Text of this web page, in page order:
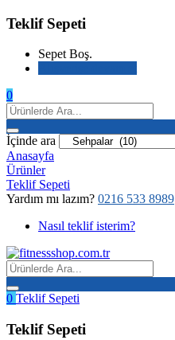
Teklif Sepeti
Sepet Boş.
0
İçinde ara
Anasayfa
Ürünler
Teklif Sepeti
Yardım mı lazım? 0216 533 8989
Nasıl teklif isterim?
0 Teklif Sepeti
Teklif Sepeti